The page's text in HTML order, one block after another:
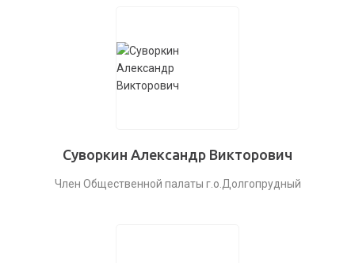
Суворкин Александр Викторович
Член Общественной палаты г.о.Долгопрудный